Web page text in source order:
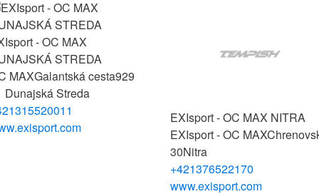
- OC MAX
STREDA
MAXGalantská cesta929
Dunajská Streda
EXIsport - OC MAX NITRA
EXIsport - OC MAX
30Nitra
+421376522170
www.exisport.com